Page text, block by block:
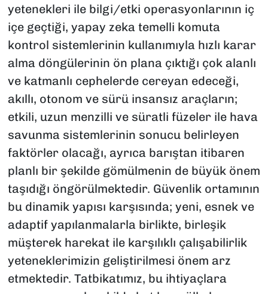
yetenekleri ile bilgi/etki operasyonlarının iç
içe geçtiği, yapay zeka temelli komuta
kontrol sistemlerinin kullanımıyla hızlı karar
alma döngülerinin ön plana çıktığı çok alanlı
ve katmanlı cephelerde cereyan edeceği,
akıllı, otonom ve sürü insansız araçların;
etkili, uzun menzilli ve süratli füzeler ile hava
savunma sistemlerinin sonucu belirleyen
faktörler olacağı, ayrıca barıştan itibaren
planlı bir şekilde gömülmenin de büyük önem
taşıdığı öngörülmektedir. Güvenlik ortamının
bu dinamik yapısı karşısında; yeni, esnek ve
adaptif yapılanmalarla birlikte, birleşik
müşterek harekat ile karşılıklı çalışabilirlik
yeteneklerimizin geliştirilmesi önem arz
etmektedir. Tatbikatımız, bu ihtiyaçlara